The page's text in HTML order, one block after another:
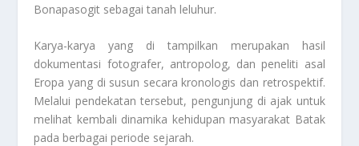
Bonapasogit sebagai tanah leluhur.
Karya-karya yang di tampilkan merupakan hasil
dokumentasi fotografer, antropolog, dan peneliti asal
Eropa yang di susun secara kronologis dan retrospektif.
Melalui pendekatan tersebut, pengunjung di ajak untuk
melihat kembali dinamika kehidupan masyarakat Batak
pada berbagai periode sejarah.